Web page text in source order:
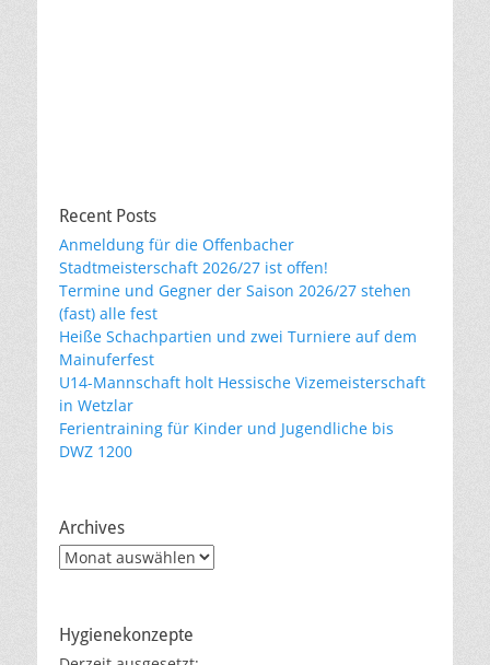
Recent Posts
Anmeldung für die Offenbacher
Stadtmeisterschaft 2026/27 ist offen!
Termine und Gegner der Saison 2026/27 stehen
(fast) alle fest
Heiße Schachpartien und zwei Turniere auf dem
Mainuferfest
U14-Mannschaft holt Hessische Vizemeisterschaft
in Wetzlar
Ferientraining für Kinder und Jugendliche bis
DWZ 1200
Archives
Archives
Hygienekonzepte